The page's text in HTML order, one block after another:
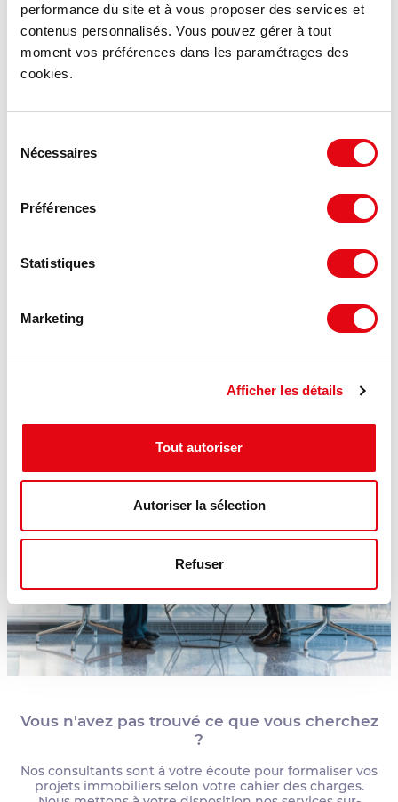
performance du site et à vous proposer des services et
contenus personnalisés. Vous pouvez gérer à tout
moment vos préférences dans les paramétrages des
cookies.
Nécessaires
Préférences
Statistiques
Marketing
Afficher les détails
Tout autoriser
Autoriser la sélection
Refuser
Location Activités Entrepôts LA VERPILLIERE
Vous n'avez pas trouvé ce que vous cherchez
?
Nos consultants sont à votre écoute pour formaliser vos
projets immobiliers selon votre cahier des charges.